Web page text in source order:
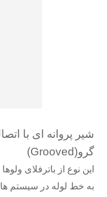
شیر پروانه ای با
گرو(Grooved)
این نوع از باترفلای‌
به خط لوله در سیستم